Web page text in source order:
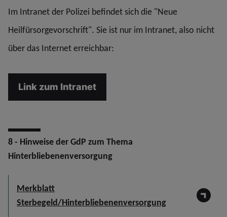
Im Intranet der Polizei befindet sich die "Neue
Heilfürsorgevorschrift". Sie ist nur im Intranet, also nicht
über das Internet erreichbar:
Link zum Intranet
8 - Hinweise der GdP zum Thema
Hinterbliebenenversorgung
Merkblatt
Sterbegeld/Hinterbliebenenversorgung